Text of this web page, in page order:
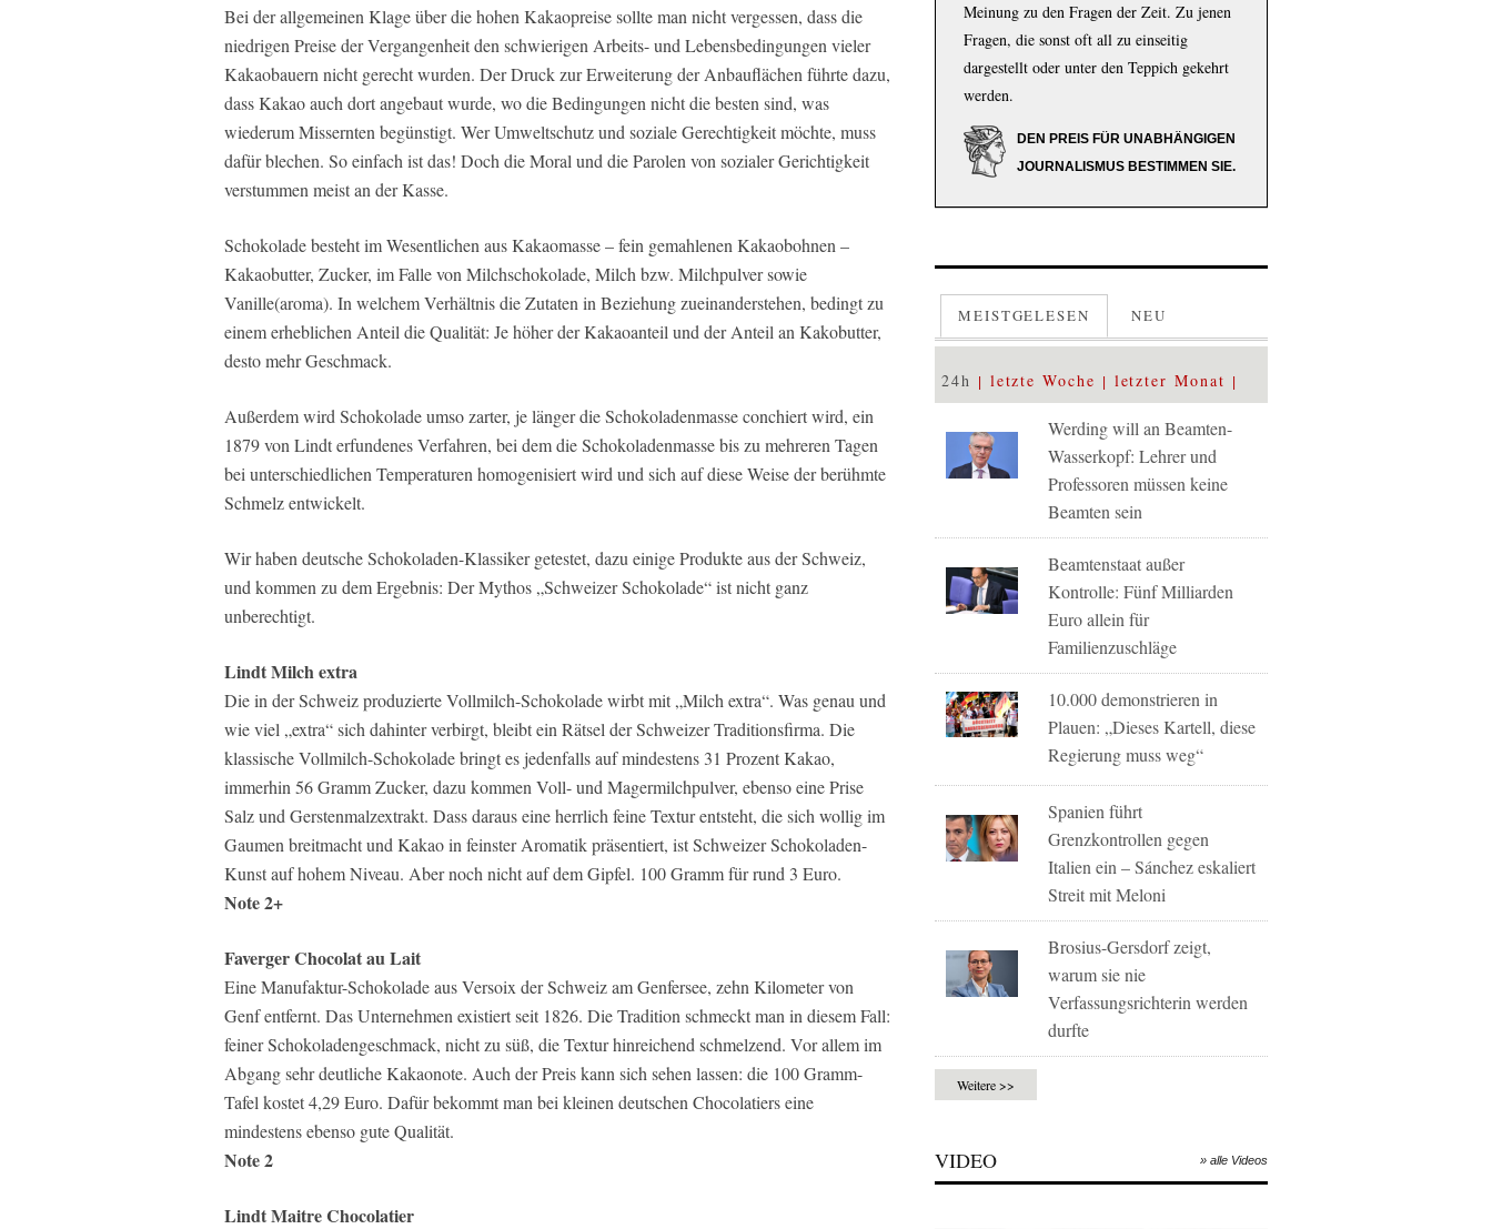
Bei der allgemeinen Klage über die hohen Kakaopreise sollte man nicht vergessen, dass die
niedrigen Preise der Vergangenheit den schwierigen Arbeits- und Lebensbedingungen vieler
Kakaobauern nicht gerecht wurden. Der Druck zur Erweiterung der Anbauflächen führte dazu,
dass Kakao auch dort angebaut wurde, wo die Bedingungen nicht die besten sind, was
wiederum Missernten begünstigt. Wer Umweltschutz und soziale Gerechtigkeit möchte, muss
dafür blechen. So einfach ist das! Doch die Moral und die Parolen von sozialer Gerichtigkeit
verstummen meist an der Kasse.
Schokolade besteht im Wesentlichen aus Kakaomasse – fein gemahlenen Kakaobohnen –
Kakaobutter, Zucker, im Falle von Milchschokolade, Milch bzw. Milchpulver sowie
Vanille(aroma). In welchem Verhältnis die Zutaten in Beziehung zueinanderstehen, bedingt zu
einem erheblichen Anteil die Qualität: Je höher der Kakaoanteil und der Anteil an Kakobutter,
desto mehr Geschmack.
Außerdem wird Schokolade umso zarter, je länger die Schokoladenmasse conchiert wird, ein
1879 von Lindt erfundenes Verfahren, bei dem die Schokoladenmasse bis zu mehreren Tagen
bei unterschiedlichen Temperaturen homogenisiert wird und sich auf diese Weise der berühmte
Schmelz entwickelt.
Wir haben deutsche Schokoladen-Klassiker getestet, dazu einige Produkte aus der Schweiz,
und kommen zu dem Ergebnis: Der Mythos „Schweizer Schokolade“ ist nicht ganz
unberechtigt.
Lindt Milch extra
Die in der Schweiz produzierte Vollmilch-Schokolade wirbt mit „Milch extra“. Was genau und
wie viel „extra“ sich dahinter verbirgt, bleibt ein Rätsel der Schweizer Traditionsfirma. Die
klassische Vollmilch-Schokolade bringt es jedenfalls auf mindestens 31 Prozent Kakao,
immerhin 56 Gramm Zucker, dazu kommen Voll- und Magermilchpulver, ebenso eine Prise
Salz und Gerstenmalzextrakt. Dass daraus eine herrlich feine Textur entsteht, die sich wollig im
Gaumen breitmacht und Kakao in feinster Aromatik präsentiert, ist Schweizer Schokoladen-
Kunst auf hohem Niveau. Aber noch nicht auf dem Gipfel. 100 Gramm für rund 3 Euro.
Note 2+
Faverger Chocolat au Lait
Eine Manufaktur-Schokolade aus Versoix der Schweiz am Genfersee, zehn Kilometer von
Genf entfernt. Das Unternehmen existiert seit 1826. Die Tradition schmeckt man in diesem Fall:
feiner Schokoladengeschmack, nicht zu süß, die Textur hinreichend schmelzend. Vor allem im
Abgang sehr deutliche Kakaonote. Auch der Preis kann sich sehen lassen: die 100 Gramm-
Tafel kostet 4,29 Euro. Dafür bekommt man bei kleinen deutschen Chocolatiers eine
mindestens ebenso gute Qualität.
Note 2
Lindt Maitre Chocolatier
Meinung zu den Fragen der Zeit. Zu jenen
Fragen, die sonst oft all zu einseitig
dargestellt oder unter den Teppich gekehrt
werden.
DEN PREIS FÜR UNABHÄNGIGEN
JOURNALISMUS BESTIMMEN SIE.
MEISTGELESEN NEU
24h letzte Woche letzter Monat
Werding will an Beamten-
Wasserkopf: Lehrer und
Professoren müssen keine
Beamten sein
Beamtenstaat außer
Kontrolle: Fünf Milliarden
Euro allein für
Familienzuschläge
10.000 demonstrieren in
Plauen: „Dieses Kartell, diese
Regierung muss weg“
Spanien führt
Grenzkontrollen gegen
Italien ein – Sánchez eskaliert
Streit mit Meloni
Brosius-Gersdorf zeigt,
warum sie nie
Verfassungsrichterin werden
durfte
Weitere >>
VIDEO » alle Videos